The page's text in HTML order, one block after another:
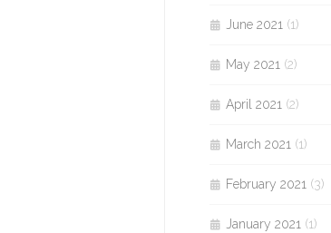
June 2021 (1)
May 2021 (2)
April 2021 (2)
March 2021 (1)
February 2021 (3)
January 2021 (1)